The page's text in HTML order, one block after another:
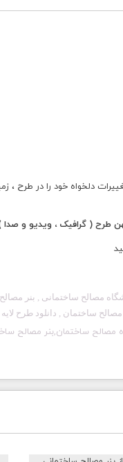
دلخواه خود را در طرح
طرح ( گرافیک ، ویدیو و صدا
مصالح ساختمانی , بنر
ساختمان , دانلود طرح لایه
مصالح ساختمان,بنر مصالح